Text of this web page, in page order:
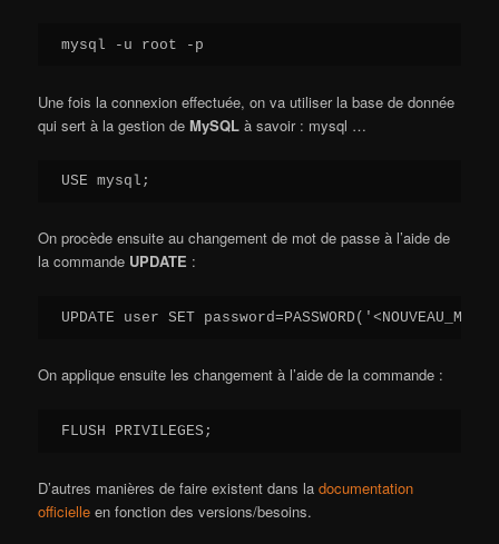
mysql -u root -p
Une fois la connexion effectuée, on va utiliser la base de donnée
qui sert à la gestion deMySQL à savoir : mysql …
USE mysql;
On procède ensuite au changement de mot de passe à l’aide de
la commande UPDATE :
UPDATE user SET
On applique ensuite les changement à l’aide de la commande :
FLUSH PRIVILEGES;
D’autres manières de faire existent dans ladocumentation
officielle en fonction des versions/besoins.